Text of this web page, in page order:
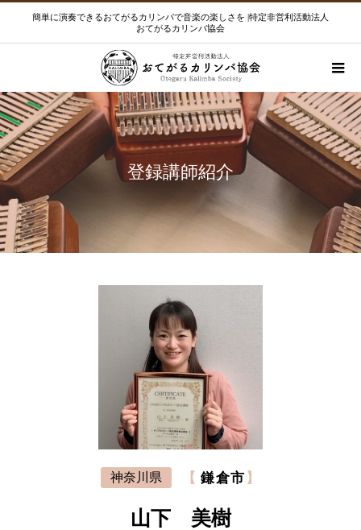
簡単に演奏できるおてがるカリンバで音楽の楽しさを |特定非営利活動法人
おてがるカリンバ協会
登録講師紹介
神奈川県 【 鎌倉市 】
山下 美樹